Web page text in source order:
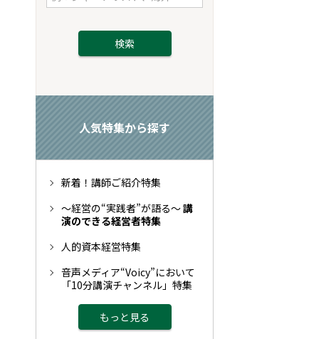
人気特集から探す
新着！講師ご紹介特集
～経営の“実践者”が語る～講
演のできる経営者特集
人的資本経営特集
音声メディア“Voicy”において
「10分講演チャンネル」特集
もっと見る